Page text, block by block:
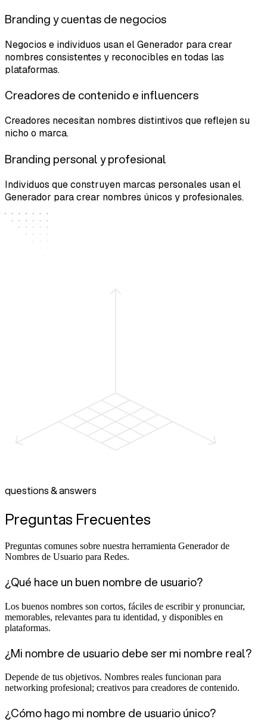
Branding y cuentas de negocios
Negocios e individuos usan el Generador para crear
nombres consistentes y reconocibles en todas las
plataformas.
Creadores de contenido e influencers
Creadores necesitan nombres distintivos que reflejen su
nicho o marca.
Branding personal y profesional
Individuos que construyen marcas personales usan el
Generador para crear nombres únicos y profesionales.
questions & answers
Preguntas Frecuentes
Preguntas comunes sobre nuestra herramienta Generador de
Nombres de Usuario para Redes.
¿Qué hace un buen nombre de usuario?
Los buenos nombres son cortos, fáciles de escribir y pronunciar,
memorables, relevantes para tu identidad, y disponibles en
plataformas.
¿Mi nombre de usuario debe ser mi nombre real?
Depende de tus objetivos. Nombres reales funcionan para
networking profesional; creativos para creadores de contenido.
¿Cómo hago mi nombre de usuario único?